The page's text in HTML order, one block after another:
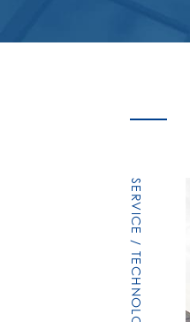
SERVICE / TECHNOLOGY